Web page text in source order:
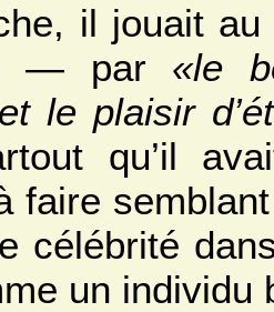
il jouait
— par «le
le plaisir
qu’il
faire
célébrité
un individu